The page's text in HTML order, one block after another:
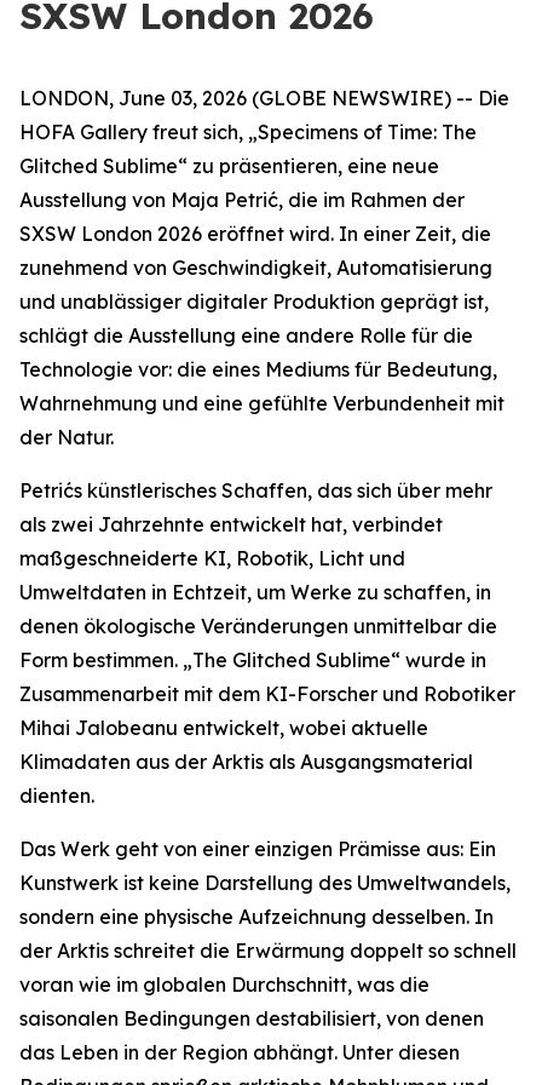
SXSW London 2026
LONDON, June 03, 2026 (GLOBE NEWSWIRE) -- Die
HOFA Gallery freut sich, „Specimens of Time: The
Glitched Sublime“ zu präsentieren, eine neue
Ausstellung von Maja Petrić, die im Rahmen der
SXSW London 2026 eröffnet wird. In einer Zeit, die
zunehmend von Geschwindigkeit, Automatisierung
und unablässiger digitaler Produktion geprägt ist,
schlägt die Ausstellung eine andere Rolle für die
Technologie vor: die eines Mediums für Bedeutung,
Wahrnehmung und eine gefühlte Verbundenheit mit
der Natur.
Petrićs künstlerisches Schaffen, das sich über mehr
als zwei Jahrzehnte entwickelt hat, verbindet
maßgeschneiderte KI, Robotik, Licht und
Umweltdaten in Echtzeit, um Werke zu schaffen, in
denen ökologische Veränderungen unmittelbar die
Form bestimmen. „The Glitched Sublime“ wurde in
Zusammenarbeit mit dem KI-Forscher und Robotiker
Mihai Jalobeanu entwickelt, wobei aktuelle
Klimadaten aus der Arktis als Ausgangsmaterial
dienten.
Das Werk geht von einer einzigen Prämisse aus: Ein
Kunstwerk ist keine Darstellung des Umweltwandels,
sondern eine physische Aufzeichnung desselben. In
der Arktis schreitet die Erwärmung doppelt so schnell
voran wie im globalen Durchschnitt, was die
saisonalen Bedingungen destabilisiert, von denen
das Leben in der Region abhängt. Unter diesen